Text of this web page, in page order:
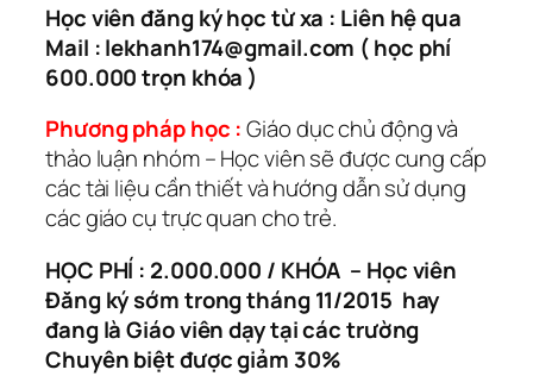
Học viên đăng ký học từ xa : Liên hệ qua
Mail :lekhanh174@gmail.com ( học phí
600.000 trọn khóa )
Phương pháp học : Giáo dục chủ động và
thảo luận nhóm – Học viên sẽ được cung cấp
các tài liệu cần thiết và hướng dẫn sử dụng
các giáo cụ trực quan cho trẻ.
HỌC PHÍ : 2.000.000 / KHÓA – Học viên
Đăng ký sớm trong tháng 11/2015 hay
đang là Giáo viên dạy tại các trường
Chuyên biệt được giảm 30%